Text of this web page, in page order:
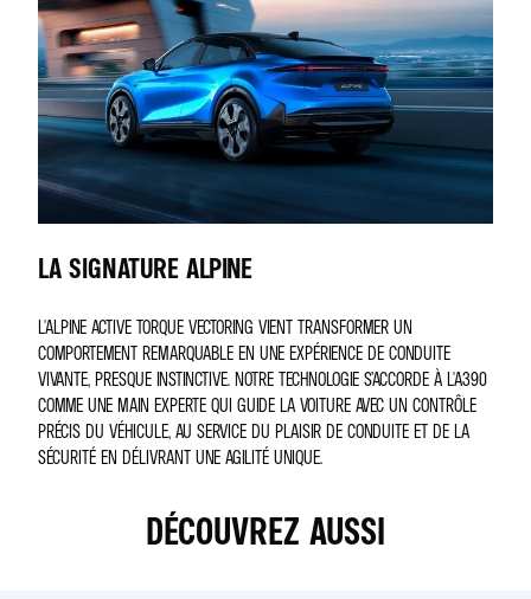
LA SIGNATURE ALPINE
L'ALPINE ACTIVE TORQUE VECTORING VIENT TRANSFORMER UN
COMPORTEMENT REMARQUABLE EN UNE EXPÉRIENCE DE CONDUITE
VIVANTE, PRESQUE INSTINCTIVE. NOTRE TECHNOLOGIE S’ACCORDE À L'A390
COMME UNE MAIN EXPERTE QUI GUIDE LA VOITURE AVEC UN CONTRÔLE
PRÉCIS DU VÉHICULE, AU SERVICE DU PLAISIR DE CONDUITE ET DE LA
SÉCURITÉ EN DÉLIVRANT UNE AGILITÉ UNIQUE.
DÉCOUVREZ AUSSI